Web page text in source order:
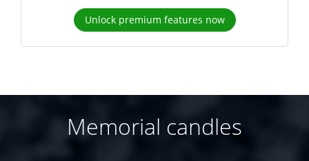
Unlock premium features now
Memorial candles